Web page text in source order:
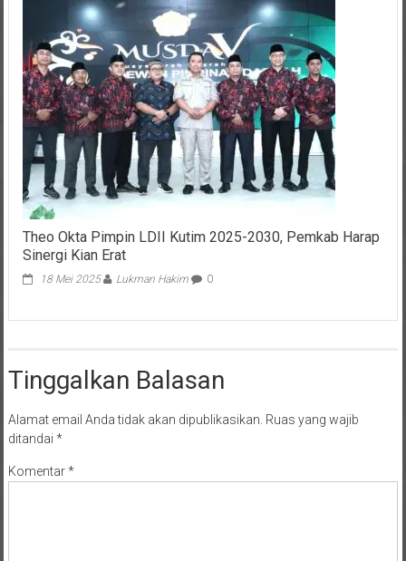
Theo Okta Pimpin LDII Kutim 2025-2030, Pemkab Harap
Sinergi Kian Erat
18 Mei 2025 Lukman Hakim 0
Tinggalkan Balasan
Alamat email Anda tidak akan dipublikasikan. Ruas yang wajib
ditandai *
Komentar*